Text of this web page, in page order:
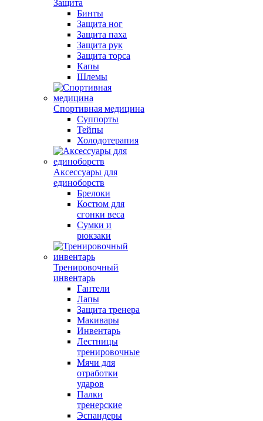
Защита
Бинты
Защита ног
Защита паха
Защита рук
Защита торса
Капы
Шлемы
Спортивная медицина
Суппорты
Тейпы
Холодотерапия
Аксессуары для
единоборств
Брелоки
Костюм для
сгонки веса
Сумки и
рюкзаки
Тренировочный
инвентарь
Гантели
Лапы
Защита тренера
Макивары
Инвентарь
Лестницы
тренировочные
Мячи для
отработки
ударов
Палки
тренерские
Эспандеры